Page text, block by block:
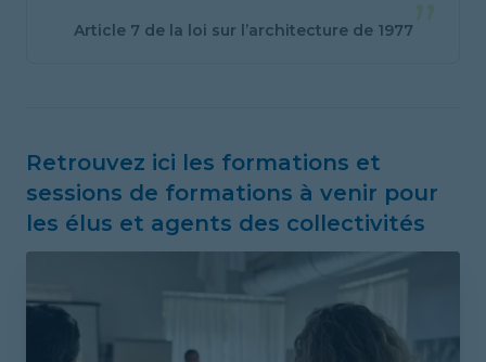
Article 7 de la loi sur l’architecture de 1977
Retrouvez ici les formations et
sessions de formations à venir pour
les élus et agents des collectivités